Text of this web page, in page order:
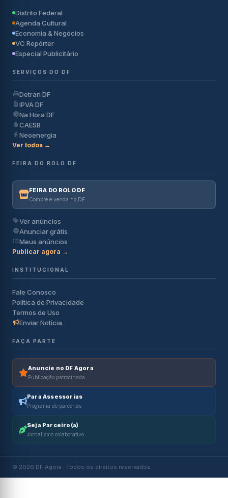
Distrito Federal
Agenda Cultural
Economia & Negócios
VC Repórter
Especial Publicitário
SERVIÇOS DO DF
Detran DF
IPVA DF
Na Hora DF
CAESB
Neoenergia
Ver todos →
FEIRA DO ROLO DF
FEIRA DO ROLO DF
Compre e venda no DF
Ver anúncios
Anunciar grátis
Meus anúncios
Publicar agora →
INSTITUCIONAL
Fale Conosco
Política de Privacidade
Termos de Uso
Enviar Notícia
FAÇA PARTE
Anuncie no DF Agora
Publicação patrocinada
Para Assessorias
Programa de parcerias
Seja Parceiro(a)
Jornalismo colaborativo
© 2026 DF Agora · Todos os direitos reservados